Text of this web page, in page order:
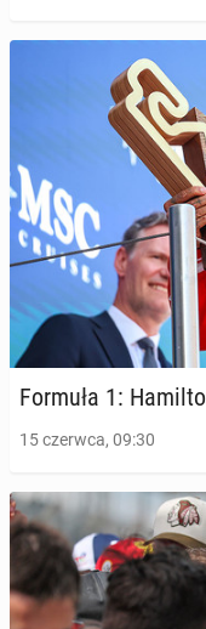
Formuła 1:
15 czerwca, 09:30